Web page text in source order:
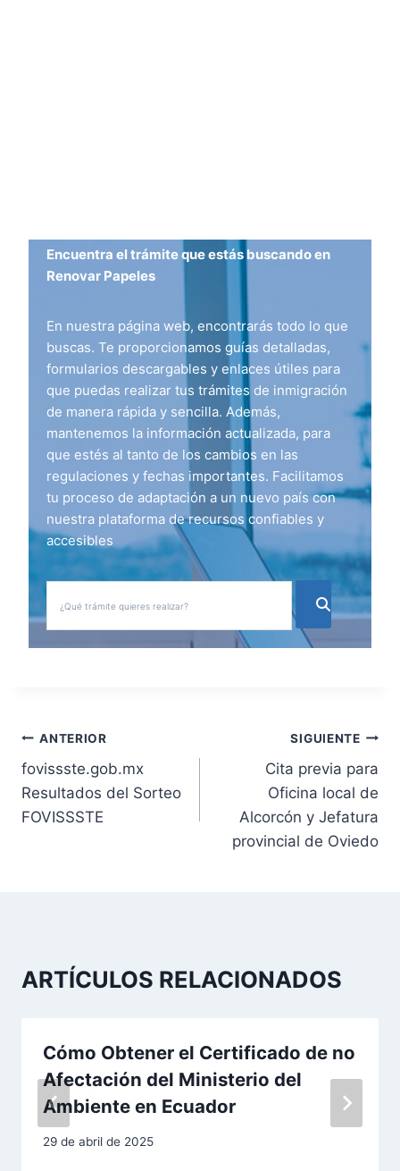
Encuentra el trámite que estás buscando en
Renovar Papeles
En nuestra página web, encontrarás todo lo que
buscas. Te proporcionamos guías detalladas,
formularios descargables y enlaces útiles para
que puedas realizar tus trámites de inmigración
de manera rápida y sencilla. Además,
mantenemos la información actualizada, para
que estés al tanto de los cambios en las
regulaciones y fechas importantes. Facilitamos
tu proceso de adaptación a un nuevo país con
nuestra plataforma de recursos confiables y
accesibles
N
a
v
c
ANTERIOR
fovissste.gob.mx
Resultados del Sorteo
FOVISSSTE
SIGUIENTE
Cita previa para
Oficina local de
Alcorcón y Jefatura
provincial de Oviedo
ARTÍCULOS RELACIONADOS
Cómo Obtener el Certificado de no
Afectación del Ministerio del
Ambiente en Ecuador
29 de abril de 2025